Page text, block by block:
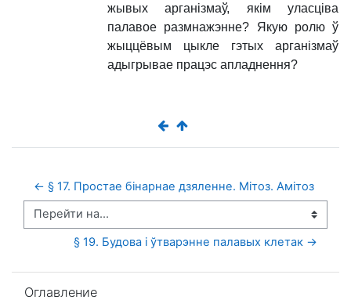
жывых арганізмаў, якім уласціва
палавое размнажэнне? Якую ролю ў
жыццёвым цыкле гэтых арганізмаў
адыгрывае працэс апладнення?
← § 17. Простае бінарнае дзяленне. Мітоз. Амітоз
Перейти на...
§ 19. Будова і ўтварэнне палавых клетак →
Оглавление